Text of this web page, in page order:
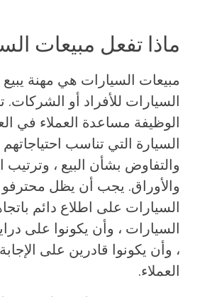
ماذا تفعل مبيعات
مبيعات السيارات هي مهنة
السيارات للأفراد أو
الوظيفة مساعدة العملاء في
السيارة التي تناسب احتياجاتهم
والتفاوض بشأن البيع ، وترتيب
والأوراق. يجب أن يظل محترفو
السيارات على اطلاع دائم
السيارات ، وأن يكونوا على
، وأن يكونوا قادرين على
العملاء.